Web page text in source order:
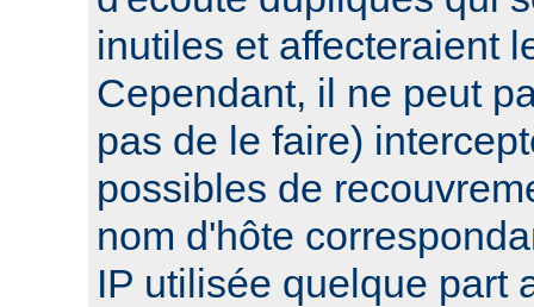
inutiles et affecteraient
Cependant, il ne peut
pas de le faire)
possibles de
nom d'hôte
IP utilisée quelque part